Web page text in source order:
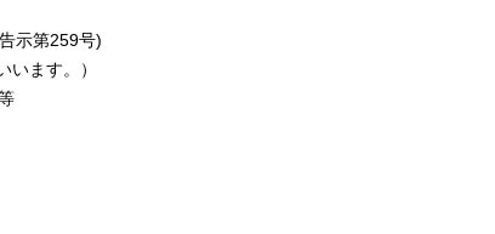
示第259号)
ます。）